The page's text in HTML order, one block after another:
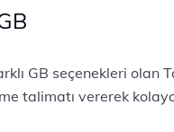
GB seçenekleri olan
talimatı vererek